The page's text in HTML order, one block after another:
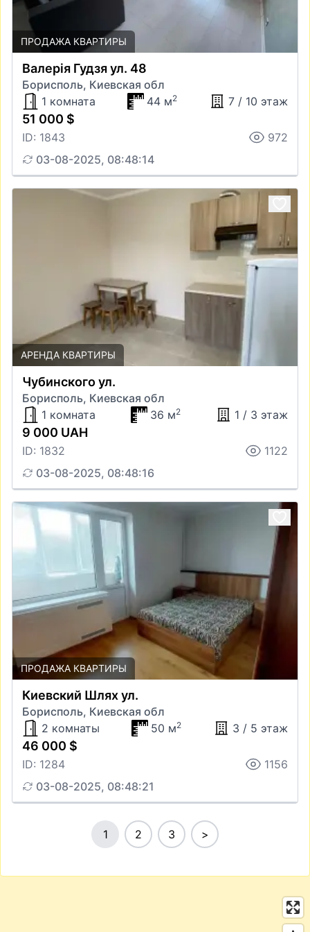
ПРОДАЖА КВАРТИРЫ
Валерія Гудзя ул. 48
Борисполь, Киевская обл
1 комната
44 м2 7 / 10 этаж
51 000 $
ID: 1843
972
03-08-2025, 08:48:14
АРЕНДА КВАРТИРЫ
Чубинского ул.
Борисполь, Киевская обл
1 комната
36 м2 1 / 3 этаж
9 000 UAH
ID: 1832
1122
03-08-2025, 08:48:16
ПРОДАЖА КВАРТИРЫ
Киевский Шлях ул.
Борисполь, Киевская обл
2 комнаты
50 м2 3 / 5 этаж
46 000 $
ID: 1284
1156
03-08-2025, 08:48:21
1 2 3 >